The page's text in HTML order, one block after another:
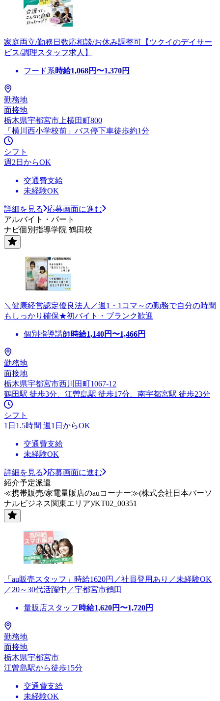
家庭両立/勤務日数応相談/お休み調整可【ツクイのデイサー
ビス/調理スタッフ求人】
フード系時給1,068円〜1,370円
勤務地
面接地
栃木県宇都宮市上横田町800
「横川西小学校前」バス停下車徒歩約1分
シフト
週2日からOK
交通費支給
未経験OK
詳細を見る
応募画面に進む
アルバイト・パート
ナビ個別指導学院 鶴田校
＼健康経営認定優良法人／週1・1コマ～の勤務で自分の時間
もしっかり確保★初バイト・ブランク歓迎
個別指導講師時給1,140円〜1,466円
勤務地
面接地
栃木県宇都宮市西川田町1067-12
鶴田駅 徒歩3分、江曽島駅 徒歩17分、南宇都宮駅 徒歩23分
シフト
1日1.5時間 週1日からOK
交通費支給
未経験OK
詳細を見る
応募画面に進む
紹介予定派遣
≪携帯販売/家電量販店のauコーナー≫(株式会社日本パーソ
ナルビジネス関東エリア)/KT02_00351
「au販売スタッフ」時給1620円／社員登用あり／未経験OK
／20～30代活躍中／宇都宮市鶴田
量販店スタッフ 時給1,620円〜1,720円
勤務地
面接地
栃木県宇都宮市
江曽島駅から徒歩15分
交通費支給
未経験OK